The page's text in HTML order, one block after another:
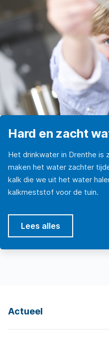
Hard en zacht
Het drinkwater in Drenthe is
maken het water zachter
kalk die we uit het water
kalkmeststof voor de tuin.
Lees alles
Actueel